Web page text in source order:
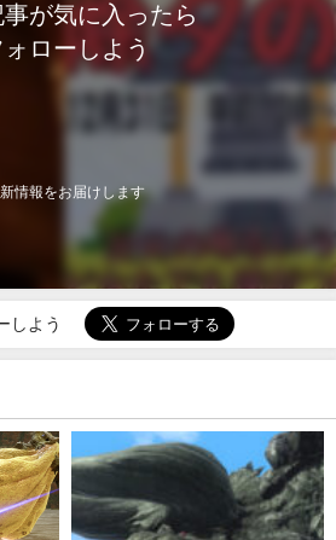
事が気に入ったら
ォローしよう
情報をお届けします
しよう